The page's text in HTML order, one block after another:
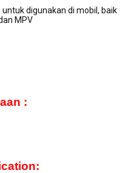
digunakan di mobil, baik
MPV
: